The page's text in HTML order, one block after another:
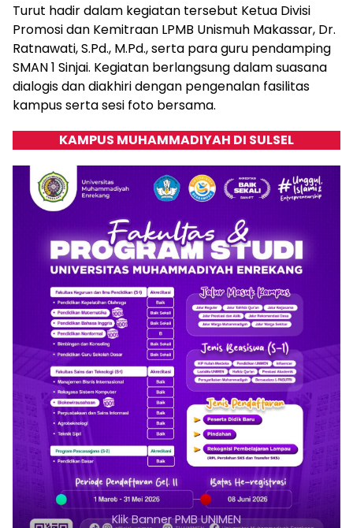
Turut hadir dalam kegiatan tersebut Ketua Divisi
Promosi dan Kemitraan LPMB Unismuh Makassar, Dr.
Ratnawati, S.Pd., M.Pd., serta para guru pendamping
SMAN 1 Sinjai. Kegiatan berlangsung dalam suasana
dialogis dan diakhiri dengan pengenalan fasilitas
kampus serta sesi foto bersama.
KAMPUS MUHAMMADIYAH DI SULSEL
Klik Banner PMB UNIMEN